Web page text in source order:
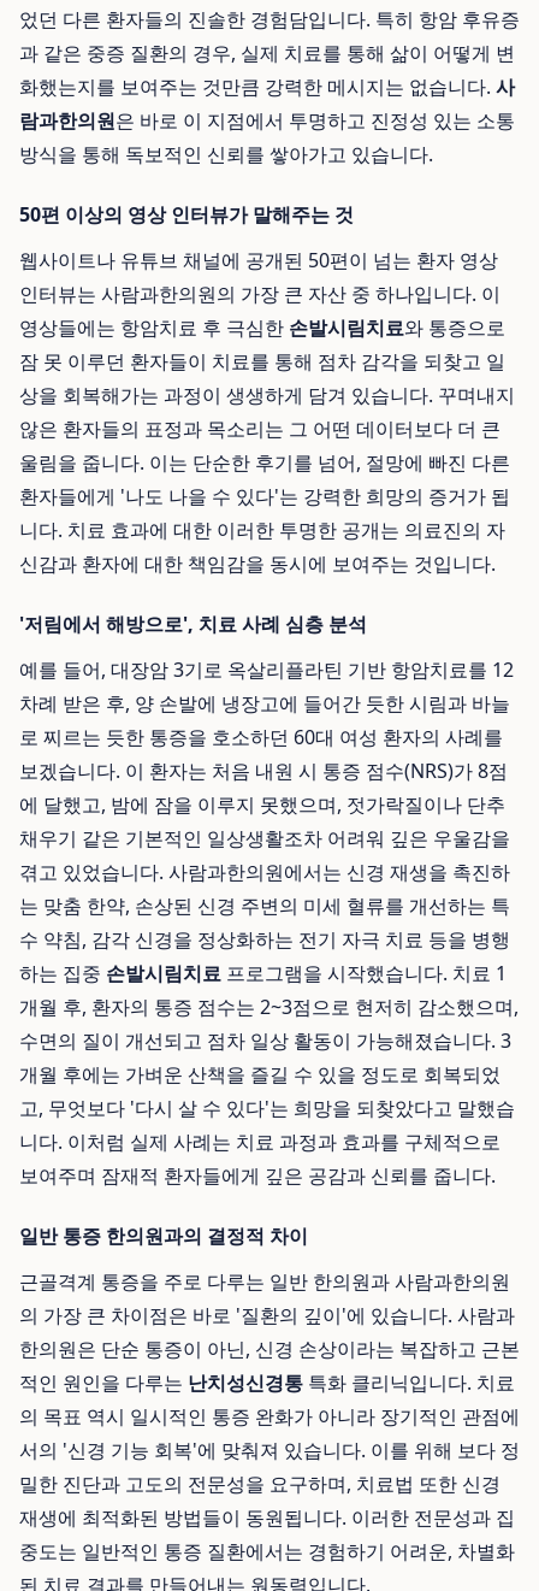
었던 다른 환자들의 진솔한 경험담입니다. 특히 항암 후유증
과 같은 중증 질환의 경우, 실제 치료를 통해 삶이 어떻게 변
화했는지를 보여주는 것만큼 강력한 메시지는 없습니다. 사
람과한의원은 바로 이 지점에서 투명하고 진정성 있는 소통
방식을 통해 독보적인 신뢰를 쌓아가고 있습니다.
50편 이상의 영상 인터뷰가 말해주는 것
웹사이트나 유튜브 채널에 공개된 50편이 넘는 환자 영상
인터뷰는 사람과한의원의 가장 큰 자산 중 하나입니다. 이
영상들에는 항암치료 후 극심한 손발시림치료와 통증으로
잠 못 이루던 환자들이 치료를 통해 점차 감각을 되찾고 일
상을 회복해가는 과정이 생생하게 담겨 있습니다. 꾸며내지
않은 환자들의 표정과 목소리는 그 어떤 데이터보다 더 큰
울림을 줍니다. 이는 단순한 후기를 넘어, 절망에 빠진 다른
환자들에게 '나도 나을 수 있다'는 강력한 희망의 증거가 됩
니다. 치료 효과에 대한 이러한 투명한 공개는 의료진의 자
신감과 환자에 대한 책임감을 동시에 보여주는 것입니다.
'저림에서 해방으로', 치료 사례 심층 분석
예를 들어, 대장암 3기로 옥살리플라틴 기반 항암치료를 12
차례 받은 후, 양 손발에 냉장고에 들어간 듯한 시림과 바늘
로 찌르는 듯한 통증을 호소하던 60대 여성 환자의 사례를
보겠습니다. 이 환자는 처음 내원 시 통증 점수(NRS)가 8점
에 달했고, 밤에 잠을 이루지 못했으며, 젓가락질이나 단추
채우기 같은 기본적인 일상생활조차 어려워 깊은 우울감을
겪고 있었습니다. 사람과한의원에서는 신경 재생을 촉진하
는 맞춤 한약, 손상된 신경 주변의 미세 혈류를 개선하는 특
수 약침, 감각 신경을 정상화하는 전기 자극 치료 등을 병행
하는 집중 손발시림치료 프로그램을 시작했습니다. 치료 1
개월 후, 환자의 통증 점수는 2~3점으로 현저히 감소했으며,
수면의 질이 개선되고 점차 일상 활동이 가능해졌습니다. 3
개월 후에는 가벼운 산책을 즐길 수 있을 정도로 회복되었
고, 무엇보다 '다시 살 수 있다'는 희망을 되찾았다고 말했습
니다. 이처럼 실제 사례는 치료 과정과 효과를 구체적으로
보여주며 잠재적 환자들에게 깊은 공감과 신뢰를 줍니다.
일반 통증 한의원과의 결정적 차이
근골격계 통증을 주로 다루는 일반 한의원과 사람과한의원
의 가장 큰 차이점은 바로 '질환의 깊이'에 있습니다. 사람과
한의원은 단순 통증이 아닌, 신경 손상이라는 복잡하고 근본
적인 원인을 다루는 난치성신경통 특화 클리닉입니다. 치료
의 목표 역시 일시적인 통증 완화가 아니라 장기적인 관점에
서의 '신경 기능 회복'에 맞춰져 있습니다. 이를 위해 보다 정
밀한 진단과 고도의 전문성을 요구하며, 치료법 또한 신경
재생에 최적화된 방법들이 동원됩니다. 이러한 전문성과 집
중도는 일반적인 통증 질환에서는 경험하기 어려운, 차별화
된 치료 결과를 만들어내는 원동력입니다.